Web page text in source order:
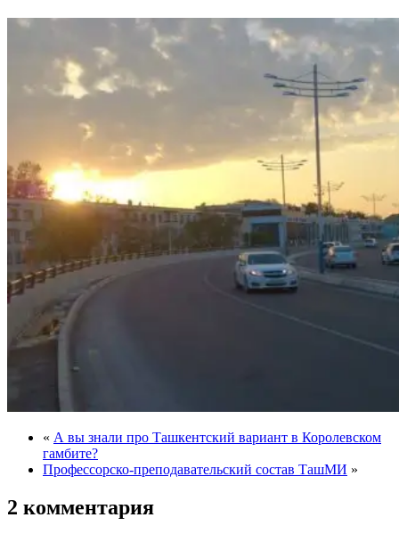
« А вы знали про Ташкентский вариант в Королевском
гамбите?
Профессорско-преподавательский состав ТашМИ »
2 комментария